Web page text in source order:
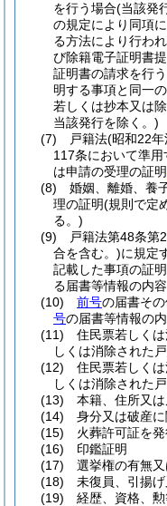
を行う場合(当該発
の規定により同項
る方法により行わ
び除籍電子証明書
証明書の請求を行
明する事項と同一
若しくは抄本又は
当該発行を除く。)
(7)
戸籍法(昭和22
117条において準
は申請の受理の証明
(8)
婚姻、離婚、養
理の証明(規則で定
る。)
(9)
戸籍法第48条第
合を含む。)に規定
記載した事項の証
る届書等情報の内
(10)
前号の届書そ
号の届書等情報の
(11)
住民票若しく
しくは消除された
(12)
住民票若しく
しくは消除された
(13)
本籍、住所又
(14)
身分又は破産
(15)
火葬許可証を
(16)
印鑑証明
(17)
選挙権の有無
(18)
未復員、引揚
(19)
経歴、資格、